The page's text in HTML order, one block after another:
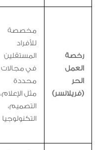
رخصة
العمل
الحر
(فريلانسر)
مخصصة
للأفراد
المستقلين
في مجالات
محددة
مثل الإعلام،
التصميم،
التكنولوجيا